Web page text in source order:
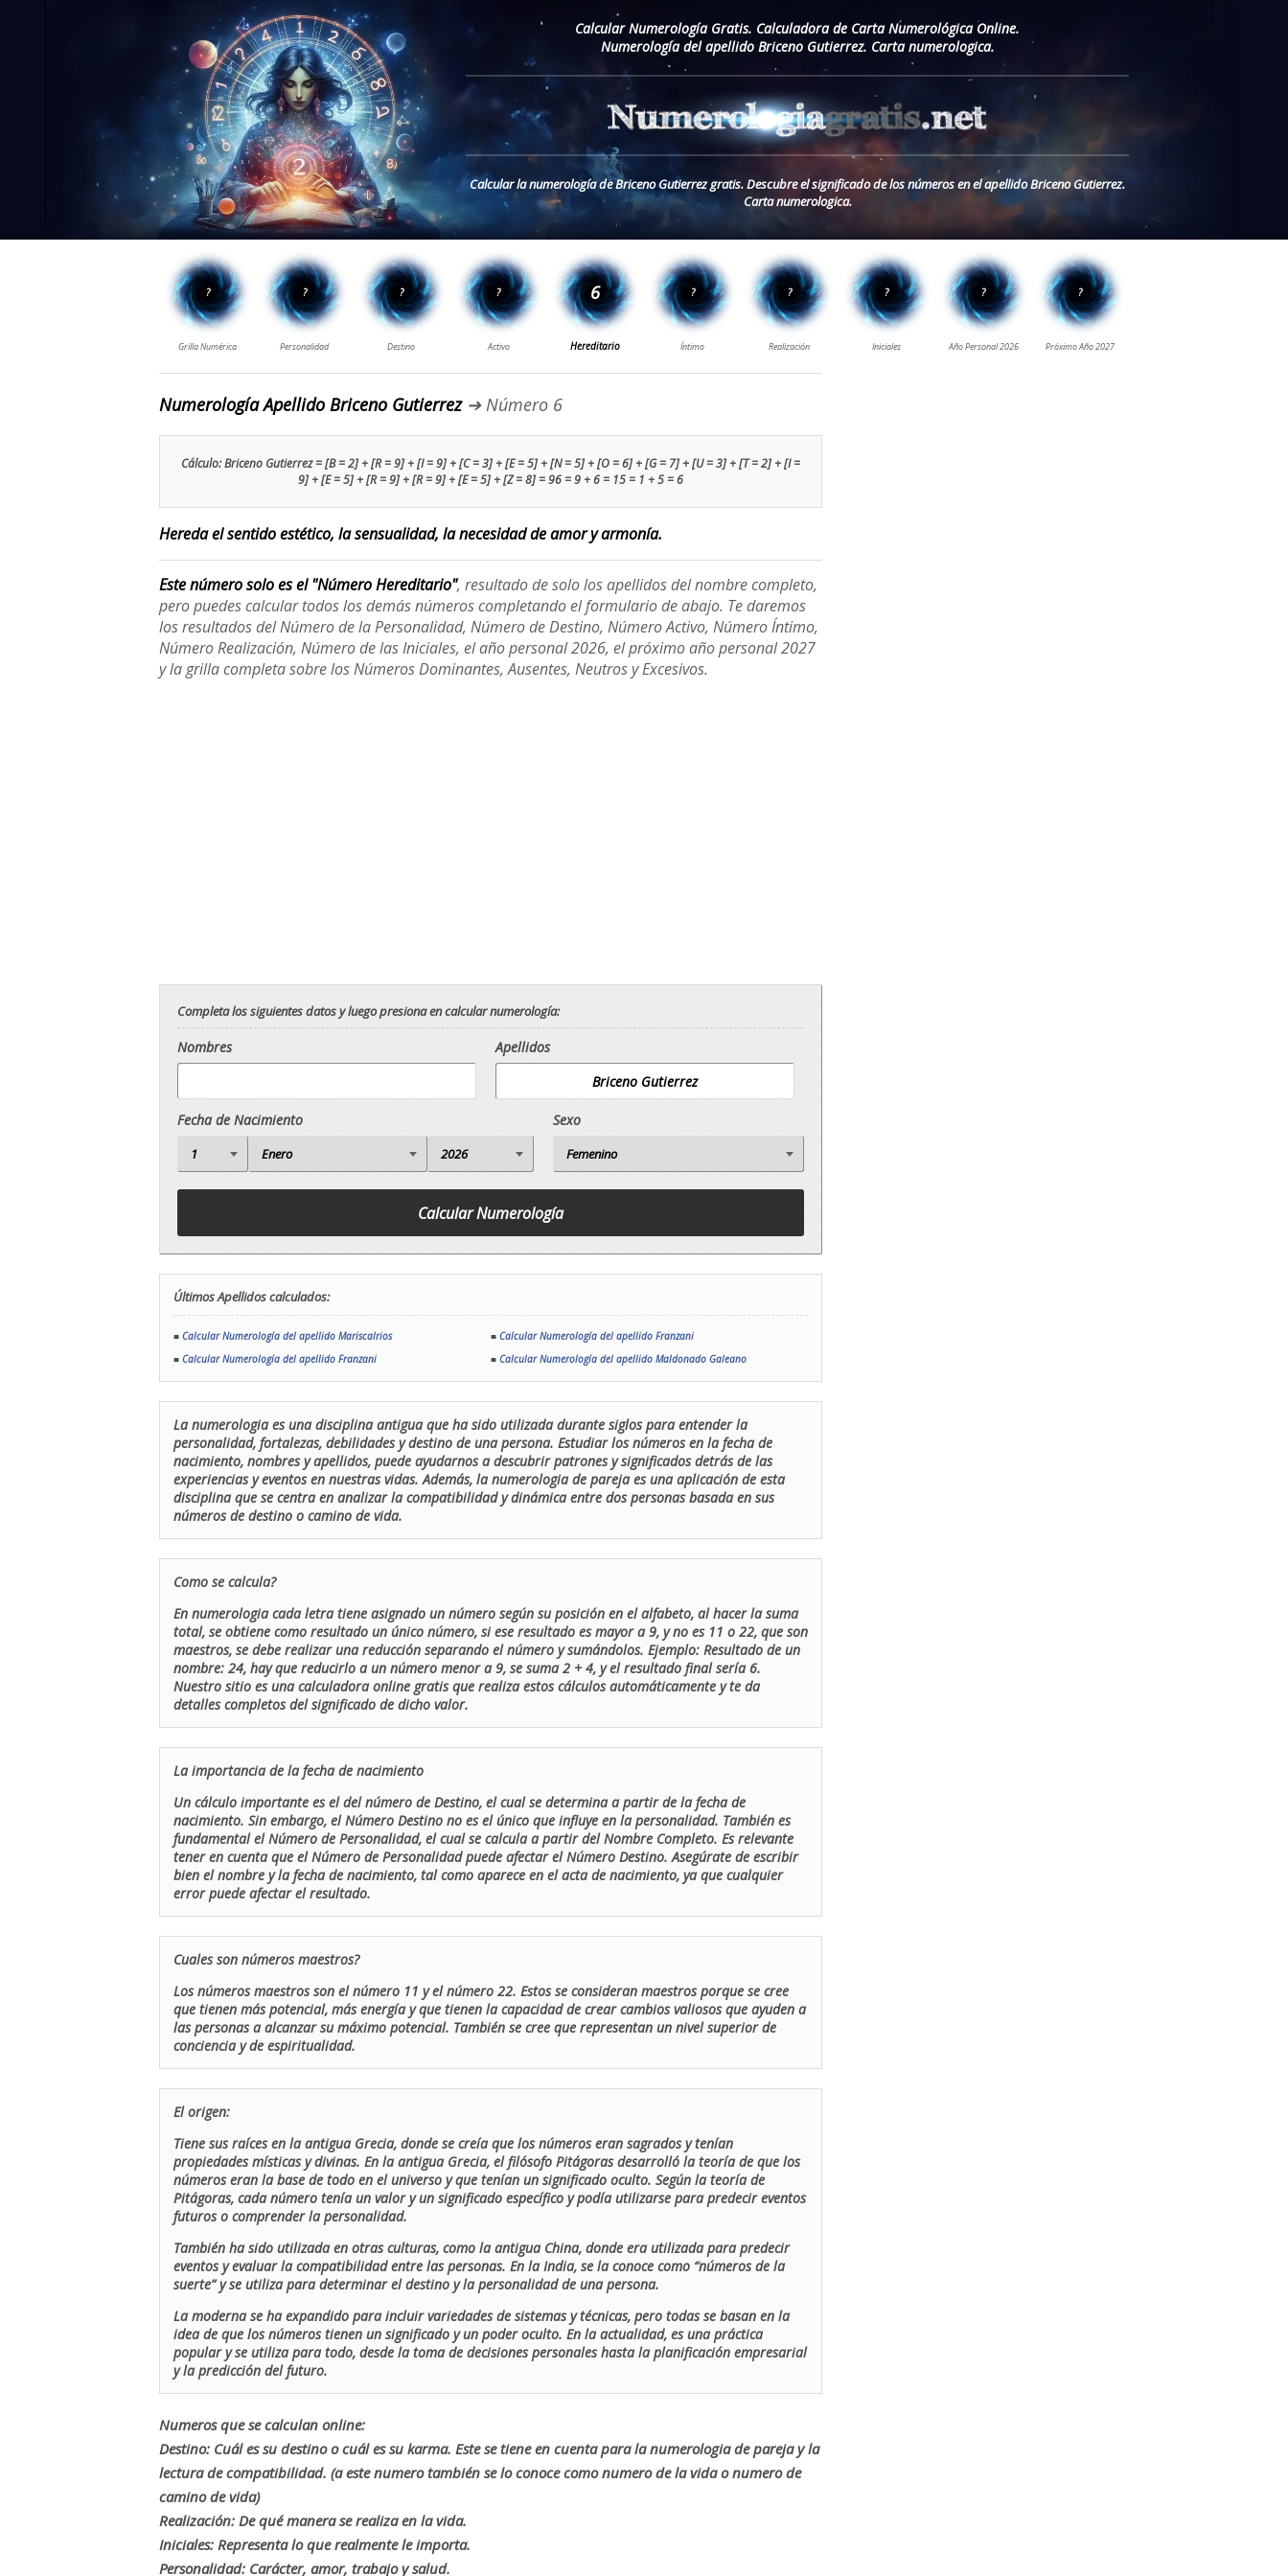
Calcular Numerología Gratis. Calculadora de Carta Numerológica Online.
Numerología del apellido Briceno Gutierrez. Carta numerologica.
Calcular la numerología de Briceno Gutierrez gratis. Descubre el significado de los números en el apellido Briceno Gutierrez.
Carta numerologica.
Numerología Apellido Briceno Gutierrez➔ Número 6
Cálculo: Briceno Gutierrez = [B = 2] + [R = 9] + [I = 9] + [C = 3] + [E = 5] + [N = 5] + [O = 6] + [G = 7] + [U = 3] + [T = 2] + [I =
9] + [E = 5] + [R = 9] + [R = 9] + [E = 5] + [Z = 8] = 96 = 9 + 6 = 15 = 1 + 5 = 6
Hereda el sentido estético, la sensualidad, la necesidad de amor y armonía.
Este número solo es el "Número Hereditario", resultado de solo los apellidos del nombre completo,
pero puedes calcular todos los demás números completando el formulario de abajo. Te daremos
los resultados del Número de la Personalidad, Número de Destino, Número Activo, Número Íntimo,
Número Realización, Número de las Iniciales, el año personal 2026, el próximo año personal 2027
y la grilla completa sobre los Números Dominantes, Ausentes, Neutros y Excesivos.
Completa los siguientes datos y luego presiona en calcular numerología:
Nombres Apellidos
Fecha de Nacimiento Sexo
Últimos Apellidos calculados:
■ Calcular Numerología del apellido Mariscalrios ■ Calcular Numerología del apellido Franzani
■ Calcular Numerología del apellido Franzani ■ Calcular Numerología del apellido Maldonado Galeano
La numerologia es una disciplina antigua que ha sido utilizada durante siglos para entender la
personalidad, fortalezas, debilidades y destino de una persona. Estudiar los números en la fecha de
nacimiento, nombres y apellidos, puede ayudarnos a descubrir patrones y significados detrás de las
experiencias y eventos en nuestras vidas. Además, la numerologia de pareja es una aplicación de esta
disciplina que se centra en analizar la compatibilidad y dinámica entre dos personas basada en sus
números de destino o camino de vida.
Como se calcula?
En numerologia cada letra tiene asignado un número según su posición en el alfabeto, al hacer la suma
total, se obtiene como resultado un único número, si ese resultado es mayor a 9, y no es 11 o 22, que son
maestros, se debe realizar una reducción separando el número y sumándolos. Ejemplo: Resultado de un
nombre: 24, hay que reducirlo a un número menor a 9, se suma 2 + 4, y el resultado final sería 6.
Nuestro sitio es una calculadora online gratis que realiza estos cálculos automáticamente y te da
detalles completos del significado de dicho valor.
La importancia de la fecha de nacimiento
Un cálculo importante es el del número de Destino, el cual se determina a partir de la fecha de
nacimiento. Sin embargo, el Número Destino no es el único que influye en la personalidad. También es
fundamental el Número de Personalidad, el cual se calcula a partir del Nombre Completo. Es relevante
tener en cuenta que el Número de Personalidad puede afectar el Número Destino. Asegúrate de escribir
bien el nombre y la fecha de nacimiento, tal como aparece en el acta de nacimiento, ya que cualquier
error puede afectar el resultado.
Cuales son números maestros?
Los números maestros son el número 11 y el número 22. Estos se consideran maestros porque se cree
que tienen más potencial, más energía y que tienen la capacidad de crear cambios valiosos que ayuden a
las personas a alcanzar su máximo potencial. También se cree que representan un nivel superior de
conciencia y de espiritualidad.
El origen:
Tiene sus raíces en la antigua Grecia, donde se creía que los números eran sagrados y tenían
propiedades místicas y divinas. En la antigua Grecia, el filósofo Pitágoras desarrolló la teoría de que los
números eran la base de todo en el universo y que tenían un significado oculto. Según la teoría de
Pitágoras, cada número tenía un valor y un significado específico y podía utilizarse para predecir eventos
futuros o comprender la personalidad.
También ha sido utilizada en otras culturas, como la antigua China, donde era utilizada para predecir
eventos y evaluar la compatibilidad entre las personas. En la India, se la conoce como “números de la
suerte” y se utiliza para determinar el destino y la personalidad de una persona.
La moderna se ha expandido para incluir variedades de sistemas y técnicas, pero todas se basan en la
idea de que los números tienen un significado y un poder oculto. En la actualidad, es una práctica
popular y se utiliza para todo, desde la toma de decisiones personales hasta la planificación empresarial
y la predicción del futuro.
Numeros que se calculan online:
Destino: Cuál es su destino o cuál es su karma. Este se tiene en cuenta para la numerologia de pareja y la
lectura de compatibilidad. (a este numero también se lo conoce como numero de la vida o numero de
camino de vida)
Realización: De qué manera se realiza en la vida.
Iniciales: Representa lo que realmente le importa.
Personalidad: Carácter, amor, trabajo y salud.